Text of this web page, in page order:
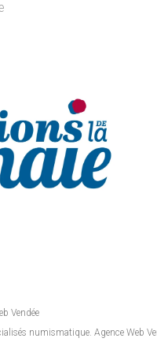
Vendée
numismatique. Agence Web